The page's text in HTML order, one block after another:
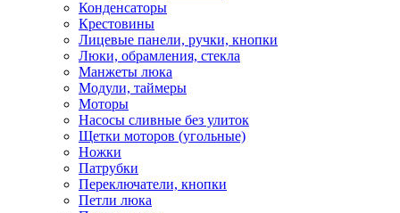
Конденсаторы
Крестовины
Лицевые панели, ручки, кнопки
Люки, обрамления, стекла
Манжеты люка
Модули, таймеры
Моторы
Насосы сливные без улиток
Щетки моторов (угольные)
Ножки
Патрубки
Переключатели, кнопки
Петли люка